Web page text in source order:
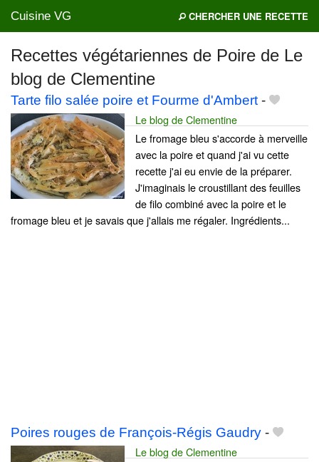
Cuisine VG CHERCHER UNE RECETTE
Mes blogs préférés
Recettes végétariennes de Poire de Le
blog de Clementine
Tarte filo salée poire et Fourme d'Ambert -
Le blog de Clementine
Le fromage bleu s'accorde à merveille
avec la poire et quand j'ai vu cette
recette j'ai eu envie de la préparer.
J'imaginais le croustillant des feuilles
de filo combiné avec la poire et le
fromage bleu et je savais que j'allais me régaler. Ingrédients...
Poires rouges de François-Régis Gaudry -
Le blog de Clementine